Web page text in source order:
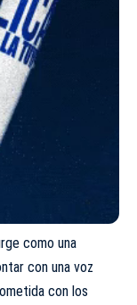
como una
con una voz
con los